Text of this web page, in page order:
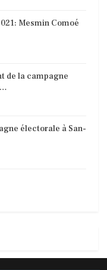
Mesmin Comoé
de la campagne
électorale à San-